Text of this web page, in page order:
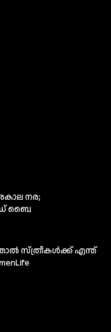
നര;
ബൈ
സ്ത്രീകള്‍ക്ക് എന്ത്